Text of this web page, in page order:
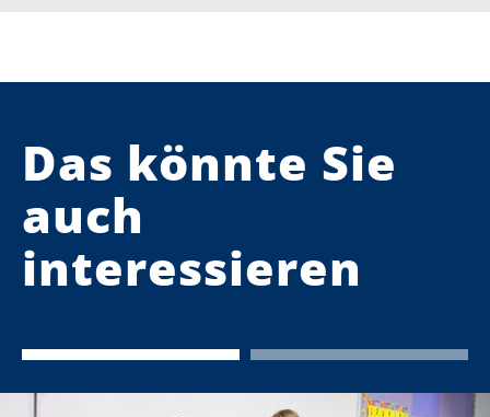
Das könnte Sie
auch
interessieren